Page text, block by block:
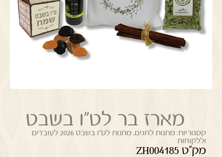
מארז בר לט"ו בשבט
קטגוריות: מתנות לחגים,
מתנות לט"ו בשבט 2026 לעובדים
וללקוחות
מק"ט ZH004185